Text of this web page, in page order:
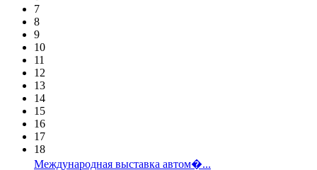
7
8
9
10
11
12
13
14
15
16
17
18
Международная выставка автом�...